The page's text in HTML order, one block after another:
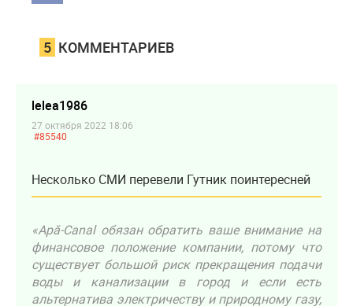
5 КОММЕНТАРИЕВ
lelea1986
27 октября 2022 18:06
#85540
Несколько СМИ перевели Гутник поинтересней
«Apă-Canal обязан обратить ваше внимание на
финансовое положение компании, потому что
существует большой риск прекращения подачи
воды и канализации в город и если есть
альтернатива электричеству и природному газу,